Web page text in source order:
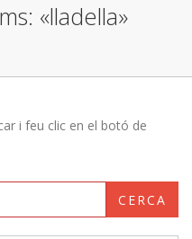
«lladella»
i feu clic en el botó de
CERCA